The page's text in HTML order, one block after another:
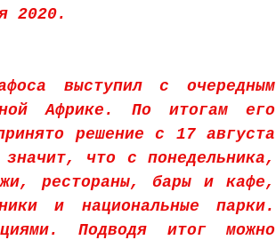
2020.
выступил с очередным
Африке. По итогам его
решение с 17 августа
что с понедельника,
рестораны, бары и кафе,
и национальные парки.
Подводя итог можно